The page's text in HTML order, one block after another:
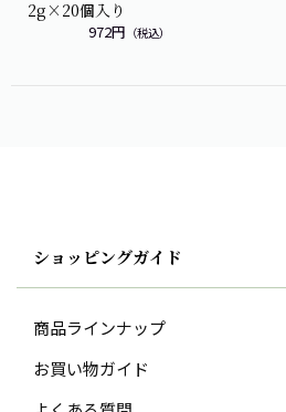
2g×20個入り
972円 （税込）
ショッピングガイド
商品ラインナップ
お買い物ガイド